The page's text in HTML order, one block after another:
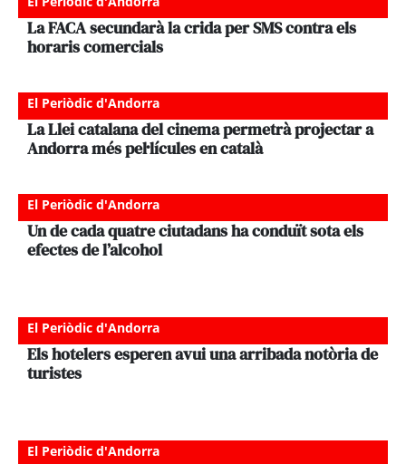
La FACA secundarà la crida per SMS contra els
horaris comercials
El Periòdic d'Andorra
La Llei catalana del cinema permetrà projectar a
Andorra més pel·lícules en català
El Periòdic d'Andorra
Un de cada quatre ciutadans ha conduït sota els
efectes de l’alcohol
El Periòdic d'Andorra
Els hotelers esperen avui una arribada notòria de
turistes
El Periòdic d'Andorra